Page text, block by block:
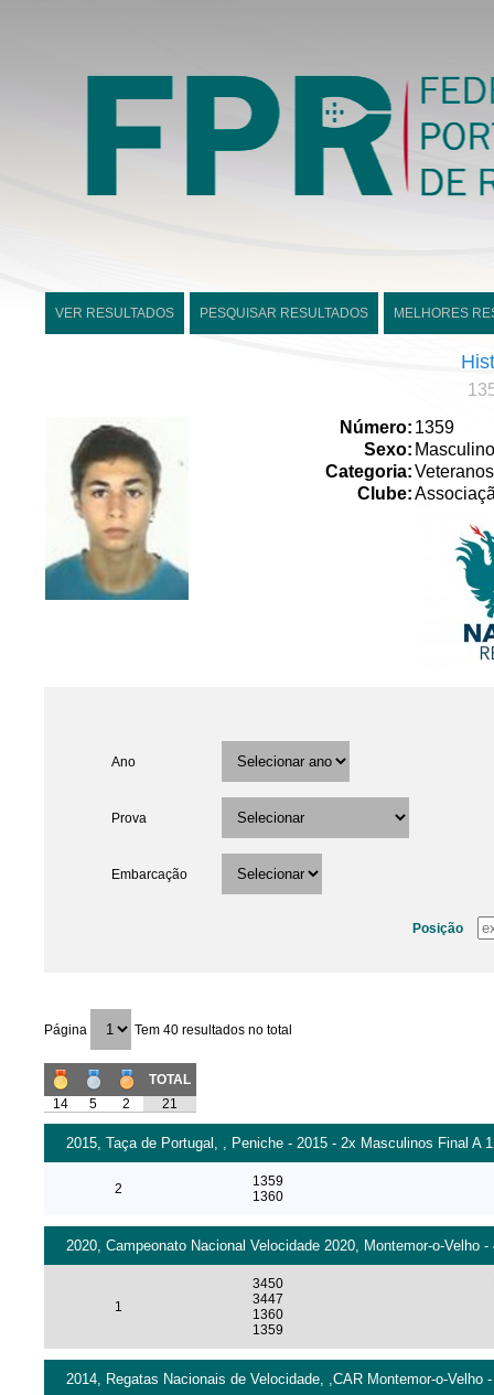
VER RESULTADOS PESQUISAR RESULTADOS MELHORES
Número: 1359
Sexo: Masculino
Categoria:Veteranos
Clube:
Ano
Prova
Embarcação
Posição
Página Tem 40 resultados no total
TOTAL
14
5 2 21
2015, Taça de Portugal, , Peniche - 2015 - 2x Masculinos Final A
2
1359
1360
2020, Campeonato Nacional Velocidade 2020, Montemor-o-Velho
1
3450
3447
1360
1359
2014, Regatas Nacionais de Velocidade, ,CAR Montemor-o-